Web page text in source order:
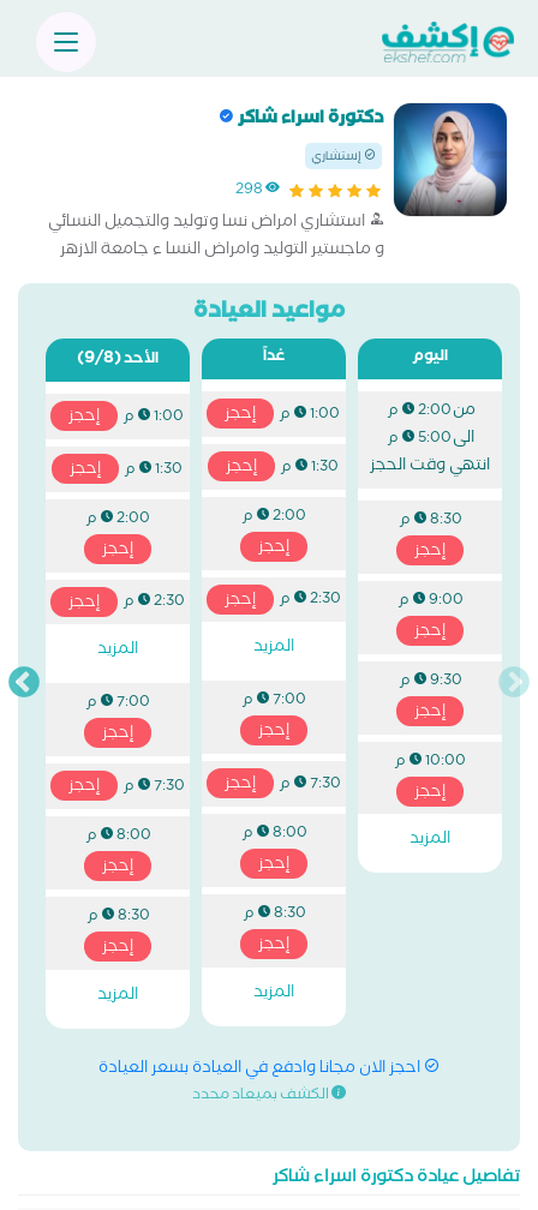
دكتورة اسراء شاكر
إستشاري
298
استشاري امراض نسا وتوليد والتجميل النسائي
و ماجستير التوليد وامراض النسا ء جامعة الازهر
مواعيد العيادة
اليوم
من2:00 م
الى5:00 م
انتهي وقت الحجز
8:30 م
إحجز
9:00 م
إحجز
9:30 م
إحجز
10:00 م
إحجز
المزيد
غداً
1:00 م إحجز
1:30 م إحجز
2:00 م
إحجز
2:30 م
إحجز
المزيد
7:00 م
إحجز
7:30 م إحجز
8:00 م
إحجز
8:30 م
إحجز
المزيد
الأحد(9/8)
1:00 م إحجز
1:30 م إحجز
2:00 م
إحجز
2:30 م
إحجز
المزيد
7:00 م
إحجز
7:30 م إحجز
8:00 م
إحجز
8:30 م
إحجز
المزيد
احجز الان مجانا وادفع في العيادة بسعر العيادة
الكشف بميعاد محدد
تفاصيل عيادة دكتورة اسراء شاكر